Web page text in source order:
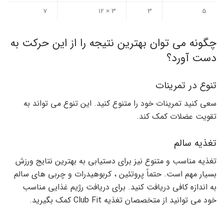
5
3
3 × 12
7
چگونه می توان بهترین نتیجه را از این حرکت به
دست آورد؟
تنوع در تمرینات
سعی کنید تمرینات خود را متنوع کنید. این تنوع می تواند به
تقویت عضلات کمک کند.
تغذیه سالم
تغذیه مناسب و متنوع نیز برای دستیابی به بهترین نتایج ورزش
بسیار مهم است. حتماً پروتئین ، کربوهیدرات و چربی های سالم
به اندازه کافی دریافت کنید. برای دریافت رژیم غذایی مناسب
خود می توانید از متخصصان تغذیه Club Fit کمک بگیرید.